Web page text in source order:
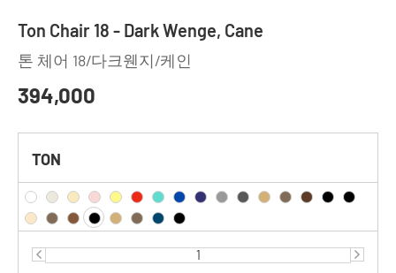
Ton Chair 18 - Dark Wenge, Cane
톤 체어 18/다크웬지/케인
394,000
TON